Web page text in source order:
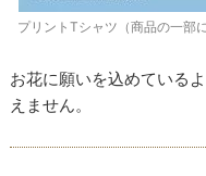
プリントTシャツ（商品の一部
お花に願いを込めている
えません。